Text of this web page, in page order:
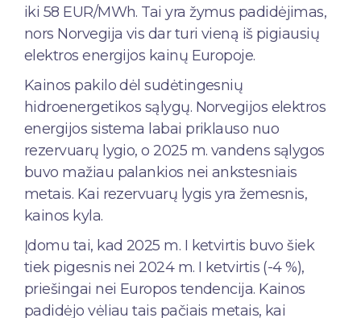
iki 58 EUR/MWh. Tai yra žymus padidėjimas,
nors Norvegija vis dar turi vieną iš pigiausių
elektros energijos kainų Europoje.
Kainos pakilo dėl sudėtingesnių
hidroenergetikos sąlygų. Norvegijos elektros
energijos sistema labai priklauso nuo
rezervuarų lygio, o 2025 m. vandens sąlygos
buvo mažiau palankios nei ankstesniais
metais. Kai rezervuarų lygis yra žemesnis,
kainos kyla.
Įdomu tai, kad 2025 m. I ketvirtis buvo šiek
tiek pigesnis nei 2024 m. I ketvirtis (-4 %),
priešingai nei Europos tendencija. Kainos
padidėjo vėliau tais pačiais metais, kai